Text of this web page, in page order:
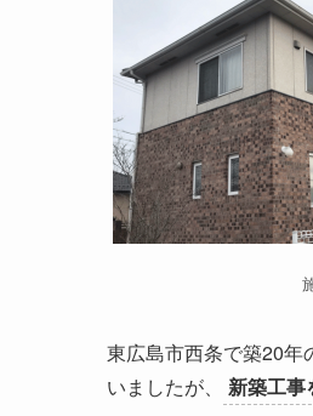
東広島市西条で築20年
いましたが、
新築工事